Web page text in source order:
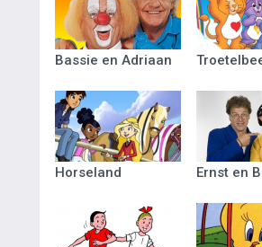
Bassie en Adriaan
Horseland Ernst en